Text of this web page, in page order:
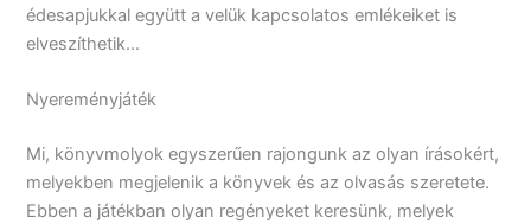
édesapjukkal együtt a velük kapcsolatos emlékeiket is
elveszíthetik…
Nyereményjáték
Mi, könyvmolyok egyszerűen rajongunk az olyan írásokért,
melyekben megjelenik a könyvek és az olvasás szeretete.
Ebben a játékban olyan regényeket keresünk, melyek